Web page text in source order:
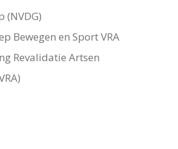
(NVDG)
Bewegen en Sport VRA
Revalidatie Artsen